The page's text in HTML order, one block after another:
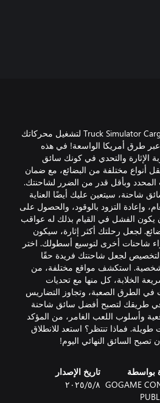
يدعوك Truck Simulator Cargo Driver 2025 - USA لتشغيل محركاتك
طرق أمريكا الواسعة! في هذه
الإثارة والتحدي في كونك سائق
أنواع مختلفة من البضائع، مع ضمان
وبأقل قدر من الضرر لشاحنتك.
سيتعين عليك أيضًا العناية
وإعادة التزود بالوقود، والحصول على
الفشل في القيام بذلك له عواقب
لجعل رحلتك أكثر إثارة، سيكون
شاحنات أخرى لتوسيع أسطولك. اختر
لجعل شاحنتك فريدة حقًا
استكشف مواقع مختلفة، من
الخلابة، كل منها مع تحديات
في الطرق الصعبة، وتجاوز التضاريس
في طريقك لتصبح أفضل سائق شاحنة
وأسلوب اللعب الغامر، من المؤكد
فماذا تنتظر؟ استعد للانطلاق
السائق النهائي اليوم!
بواسطة
GOGAME
تاريخ الإصدار
٨‏/٥‏/٢٠٢٥